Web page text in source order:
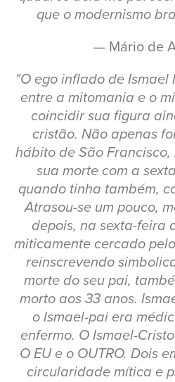
que o modernismo
— Mário de
"O ego inflado de Ismael
entre a mitomania e o
coincidir sua figura
cristão. Não apenas
hábito de São
sua morte com a
quando tinha também,
Atrasou-se um pouco,
depois, na sexta-feira
miticamente cercado
reinscrevendo
morte do seu pai,
morto aos 33 anos.
o Ismael-pai era
enfermo. O Ismael-
O EU e o OUTRO. Dois
circularidade mítica e